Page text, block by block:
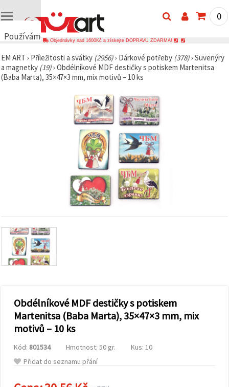
Používáme
🍪
Používáme
cookies a
zobrazovali
obsah a
reklamu, a
to i s
pomocí
našich
marketing.
Můžete
souhlasit s
použitím
cookies
kliknutím
"Přijmout
můžete
0
Objednávky nad 1600Kč a získejte DOPRAVU ZDARMA!
EM ART › Příležitosti a svátky (2956)› Dárkové potřeby (378)› Suvenýry
a magnetky (19)› Obdélníkové MDF destičky s potiskem Martenitsa
(Baba Marta), 35×47×3 mm, mix motivů – 10 ks
Obdélníkové MDF destičky s potiskem
Martenitsa (Baba Marta), 35×47×3 mm, mix
motivů – 10 ks
Kód: 801534 Hmotnost: 50 gr.
Kus: 10
Přidat do seznamu přání